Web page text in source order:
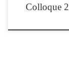
Colloque